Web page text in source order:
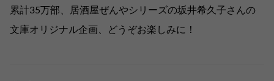
累計35万部、居酒屋ぜんやシリーズの坂井希久子さんの
文庫オリジナル企画、どうぞお楽しみに！